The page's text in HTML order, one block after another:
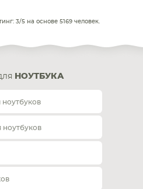
3/5 на основе 5169 человек.
НОУТБУКА
ноутбуков